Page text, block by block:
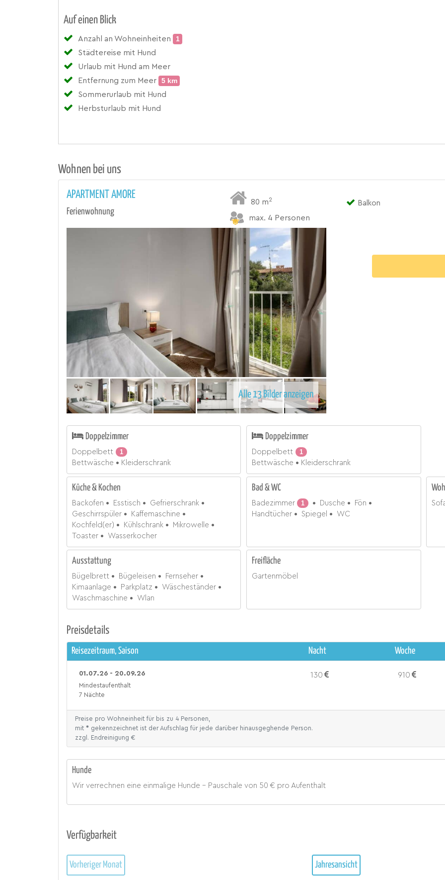
Auf einen Blick
Anzahl an Wohneinheiten
1
Städtereise mit Hund
Urlaub mit Hund am Meer
Entfernung zum Meer
5 km
Sommerurlaub mit Hund
Herbsturlaub mit Hund
Wohnen bei uns
APARTMENT AMORE
Ferienwohnung
80 m2
max. 4 Personen
Balkon
Alle 13 Bilder anzeigen
Doppelzimmer
Doppelbett
1
Bettwäsche
Kleiderschrank
Doppelzimmer
Doppelbett
1
Bettwäsche
Kleiderschrank
Küche & Kochen
Backofen Esstisch
Gefrierschrank
Geschirrspüler
Kaffemaschine
Kochfeld(er)
Kühlschrank
Mikrowelle
Toaster
Wasserkocher
Bad & WC
Badezimmer 1 Dusche
Fön
Handtücher
Spiegel WC
Ausstattung
Bügelbrett Bügeleisen
Fernseher
Kimaanlage
Parkplatz
Wäscheständer
Waschmaschine
Wlan
Freifläche
Gartenmöbel
Preisdetails
Reisezeitraum, Saison Nacht Woche
01.07.26 - 20.09.26 130 910
Mindestaufenthalt
7 Nächte
Preise pro Wohneinheit für bis zu 4 Personen,
mit * gekennzeichnet ist der Aufschlag für jede darüber hinausgeghende Person.
zzgl. Endreinigung €
Hunde
Wir verrechnen eine einmalige Hunde - Pauschale von 50 € pro Aufenthalt
Verfügbarkeit
Vorheriger Monat Jahresansicht